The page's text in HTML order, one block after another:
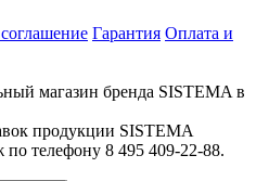
Гарантия Оплата и
магазин бренда SISTEMA в
продукции SISTEMA
по телефону 8 495 409-22-88.